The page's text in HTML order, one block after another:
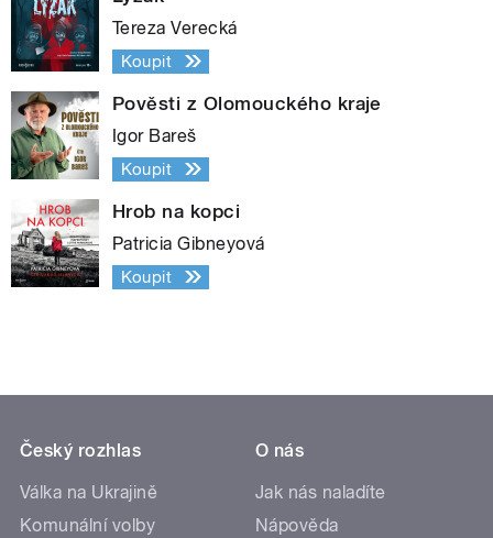
Tereza Verecká
Koupit
Pověsti z Olomouckého kraje
Igor Bareš
Koupit
Hrob na kopci
Patricia Gibneyová
Koupit
Český rozhlas
Válka na Ukrajině
Komunální volby
O nás
Jak nás naladíte
Nápověda